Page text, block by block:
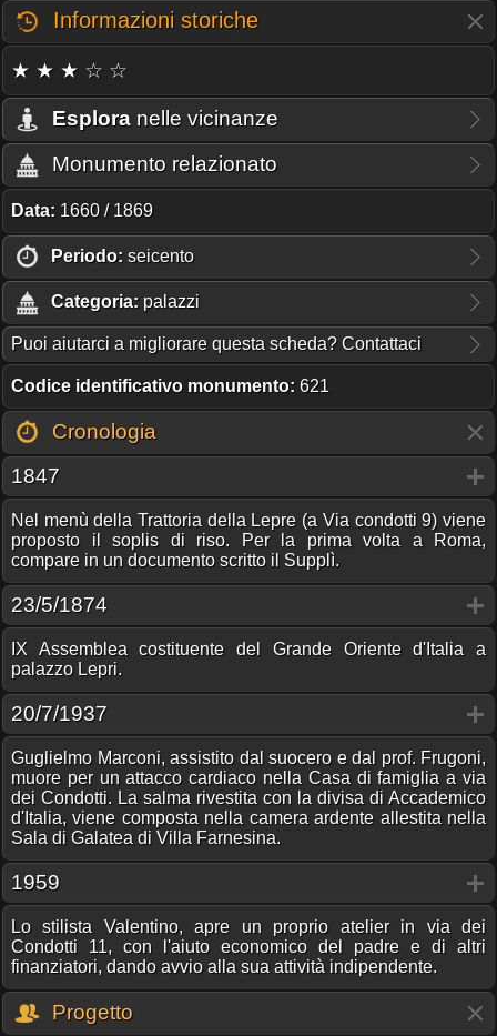
Informazioni storiche
★ ★ ★ ☆ ☆
Esplora nelle vicinanze
Monumento relazionato
Data: 1660 / 1869
Periodo: seicento
Categoria: palazzi
Puoi aiutarci a migliorare questa scheda? Contattaci
Codice identificativo monumento: 621
Cronologia
1847
Nel menù della Trattoria della Lepre (a Via condotti 9) viene
proposto il soplis di riso. Per la prima volta a Roma,
compare in un documento scritto il Supplì.
23/5/1874
IX Assemblea costituente del Grande Oriente d'Italia a
palazzo Lepri.
20/7/1937
Guglielmo Marconi, assistito dal suocero e dal prof. Frugoni,
muore per un attacco cardiaco nella Casa di famiglia a via
dei Condotti. La salma rivestita con la divisa di Accademico
d'Italia, viene composta nella camera ardente allestita nella
Sala di Galatea di Villa Farnesina.
1959
Lo stilista Valentino, apre un proprio atelier in via dei
Condotti 11, con l'aiuto economico del padre e di altri
finanziatori, dando avvio alla sua attività indipendente.
Progetto